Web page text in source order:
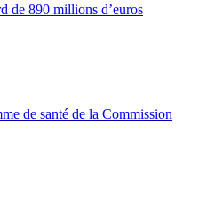
de 890 millions d’euros
de santé de la Commission